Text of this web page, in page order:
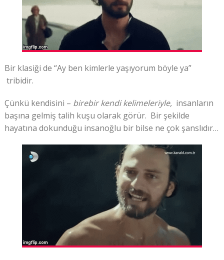
Bir klasiği de “Ay ben kimlerle yaşıyorum böyle ya”
tribidir.
Çünkü kendisini – birebir kendi kelimeleriyle, insanların
başına gelmiş talih kuşu olarak görür. Bir şekilde
hayatına dokunduğu insanoğlu bir bilse ne çok şanslıdır…